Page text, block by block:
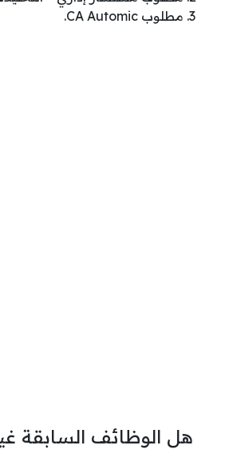
مطلوب CA Automic.
هل الوظائف السابقة